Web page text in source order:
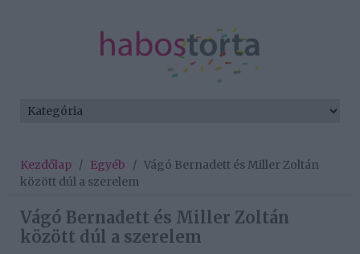
Kezdőlap / Egyéb / Vágó Bernadett és Miller Zoltán
között dúl a szerelem
Vágó Bernadett és Miller Zoltán
között dúl a szerelem